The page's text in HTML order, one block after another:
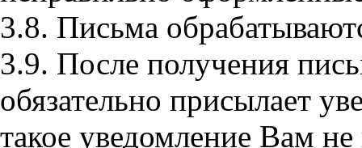
3.8. Письма
3.9. После получения
обязательно присылает
такое уведомление Вам